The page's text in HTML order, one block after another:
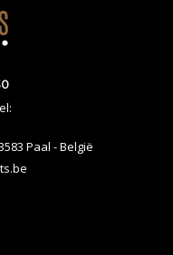
Paal - België